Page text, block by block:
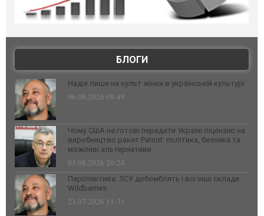
БЛОГИ
Надія лише на культ жінки в українській культурі
06.08.2026 08:49
Чому США не готові передати Україні ліцензію на
виробництво ракет Patriot: політика, безпека та
можливі альтернативи
03.08.2026 20:24
Перспектива: ЗСУ добомблять і всі інші склади
Wildberries
23.07.2026 11:31